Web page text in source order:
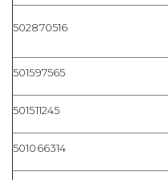
502870516
501597565
501511245
501066314